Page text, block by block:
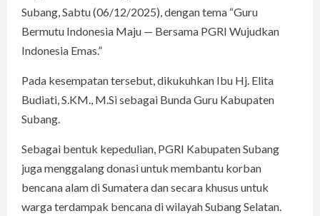
Subang, Sabtu (06/12/2025), dengan tema “Guru
Bermutu Indonesia Maju — Bersama PGRI Wujudkan
Indonesia Emas.”
Pada kesempatan tersebut, dikukuhkan Ibu Hj. Elita
Budiati, S.KM., M.Si sebagai Bunda Guru Kabupaten
Subang.
Sebagai bentuk kepedulian, PGRI Kabupaten Subang
juga menggalang donasi untuk membantu korban
bencana alam di Sumatera dan secara khusus untuk
warga terdampak bencana di wilayah Subang Selatan.